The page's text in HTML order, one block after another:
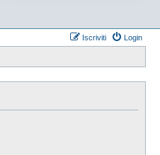
Login
Iscriviti